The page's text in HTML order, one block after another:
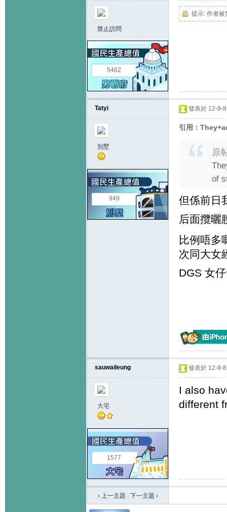
禁止訪問
5462
提示: 作者被
Tatyi
別墅
949
發表於 12-9-
引用：
原
of
但係前日
后面攬曬
比例唔多
次同大女
DGS 女
sauwaileung
大宅
1577
發表於 12-9-
I also
different
‹ 上一主題 下一主題 ›